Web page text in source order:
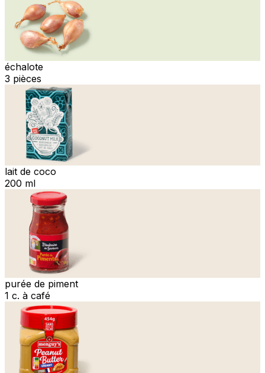
échalote
3 pièces
lait de coco
200 ml
purée de piment
1 c. à café